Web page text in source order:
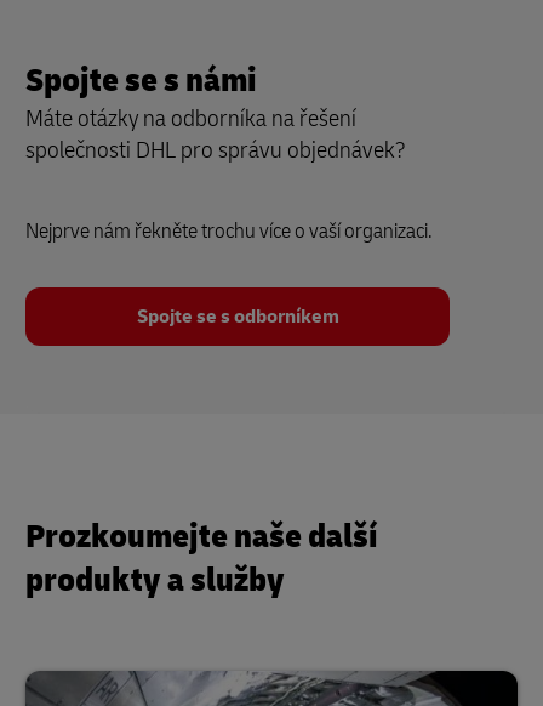
Spojte se s námi
Máte otázky na odborníka na řešení
společnosti DHL pro správu objednávek?
Nejprve nám řekněte trochu více o vaší organizaci.
Spojte se s odborníkem
Prozkoumejte naše další
produkty a služby